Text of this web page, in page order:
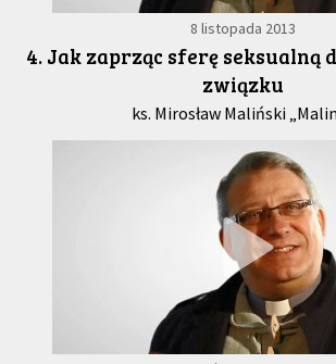
8 listopada 2013
4. Jak zaprząc sferę seksualną
związku
ks. Mirosław Maliński